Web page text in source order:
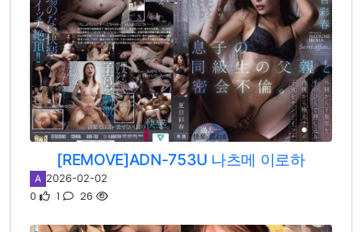
[REMOVE]ADN-753U 나츠메 이로하
A 2026-02-02
0 1 26